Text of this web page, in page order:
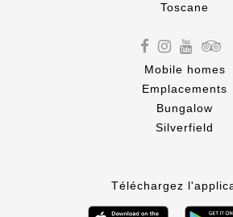
Toscane
Mobile homes
Emplacements
Bungalow
Silverfield
Téléchargez